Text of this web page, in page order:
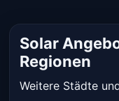
Solar
Regionen
Weitere Städte